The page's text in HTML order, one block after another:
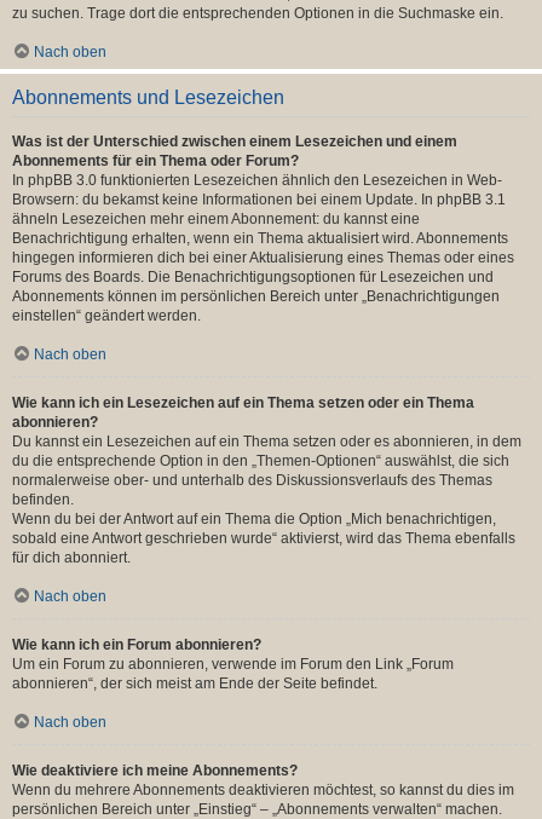
zu suchen. Trage dort die entsprechenden Optionen in die Suchmaske ein.
Nach oben
Abonnements und Lesezeichen
Was ist der Unterschied zwischen einem Lesezeichen und einem
Abonnements für ein Thema oder Forum?
In phpBB 3.0 funktionierten Lesezeichen ähnlich den Lesezeichen in Web-
Browsern: du bekamst keine Informationen bei einem Update. In phpBB 3.1
ähneln Lesezeichen mehr einem Abonnement: du kannst eine
Benachrichtigung erhalten, wenn ein Thema aktualisiert wird. Abonnements
hingegen informieren dich bei einer Aktualisierung eines Themas oder eines
Forums des Boards. Die Benachrichtigungsoptionen für Lesezeichen und
Abonnements können im persönlichen Bereich unter „Benachrichtigungen
einstellen“ geändert werden.
Nach oben
Wie kann ich ein Lesezeichen auf ein Thema setzen oder ein Thema
abonnieren?
Du kannst ein Lesezeichen auf ein Thema setzen oder es abonnieren, in dem
du die entsprechende Option in den „Themen-Optionen“ auswählst, die sich
normalerweise ober- und unterhalb des Diskussionsverlaufs des Themas
befinden.
Wenn du bei der Antwort auf ein Thema die Option „Mich benachrichtigen,
sobald eine Antwort geschrieben wurde“ aktivierst, wird das Thema ebenfalls
für dich abonniert.
Nach oben
Wie kann ich ein Forum abonnieren?
Um ein Forum zu abonnieren, verwende im Forum den Link „Forum
abonnieren“, der sich meist am Ende der Seite befindet.
Nach oben
Wie deaktiviere ich meine Abonnements?
Wenn du mehrere Abonnements deaktivieren möchtest, so kannst du dies im
persönlichen Bereich unter „Einstieg“ – „Abonnements verwalten“ machen.